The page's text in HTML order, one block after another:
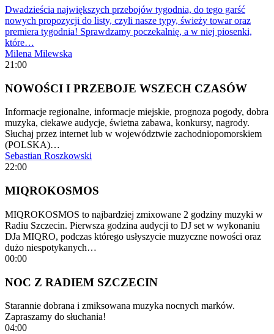
Dwadzieścia największych przebojów tygodnia, do tego garść
nowych propozycji do listy, czyli nasze typy, świeży towar oraz
premiera tygodnia! Sprawdzamy poczekalnię, a w niej piosenki,
które…
Milena Milewska
21:00
NOWOŚCI I PRZEBOJE WSZECH CZASÓW
Informacje regionalne, informacje miejskie, prognoza pogody, dobra
muzyka, ciekawe audycje, świetna zabawa, konkursy, nagrody.
Słuchaj przez internet lub w województwie zachodniopomorskiem
(POLSKA)…
Sebastian Roszkowski
22:00
MIQROKOSMOS
MIQROKOSMOS to najbardziej zmixowane 2 godziny muzyki w
Radiu Szczecin. Pierwsza godzina audycji to DJ set w wykonaniu
DJa MIQRO, podczas którego usłyszycie muzyczne nowości oraz
dużo niespotykanych…
00:00
NOC Z RADIEM SZCZECIN
Starannie dobrana i zmiksowana muzyka nocnych marków.
Zapraszamy do słuchania!
04:00